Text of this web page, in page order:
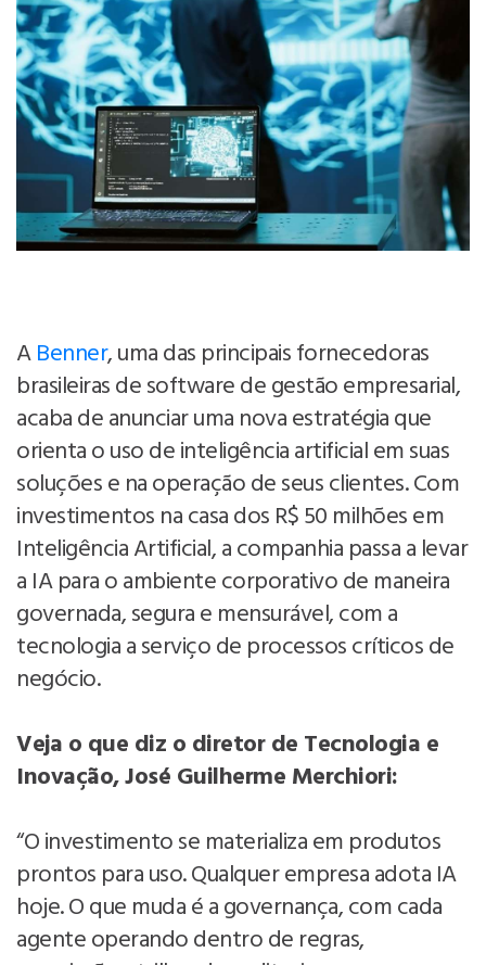
ABenner, uma das principais fornecedoras
brasileiras de software de gestão empresarial,
acaba de anunciar uma nova estratégia que
orienta o uso de inteligência artificial em suas
soluções e na operação de seus clientes. Com
investimentos na casa dos R$ 50 milhões em
Inteligência Artificial, a companhia passa a levar
a IA para o ambiente corporativo de maneira
governada, segura e mensurável, com a
tecnologia a serviço de processos críticos de
negócio.
Veja o que diz o diretor de Tecnologia e
Inovação, José Guilherme Merchiori:
“O investimento se materializa em produtos
prontos para uso. Qualquer empresa adota IA
hoje. O que muda é a governança, com cada
agente operando dentro de regras,